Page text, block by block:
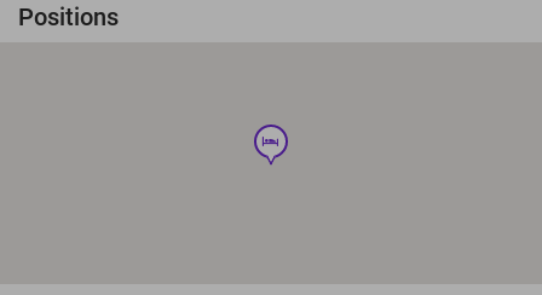
Positions
hotel